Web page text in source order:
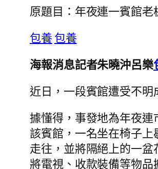
原題目：年夜連一賓館
包養 包養
海報消息記者朱曉沖呂樂
近日，一段賓館遭受不
據懂得，事發地為年夜
該賓館，一名坐在椅子
走往，並將隔絕上的一
將電視、收款裝備等物品